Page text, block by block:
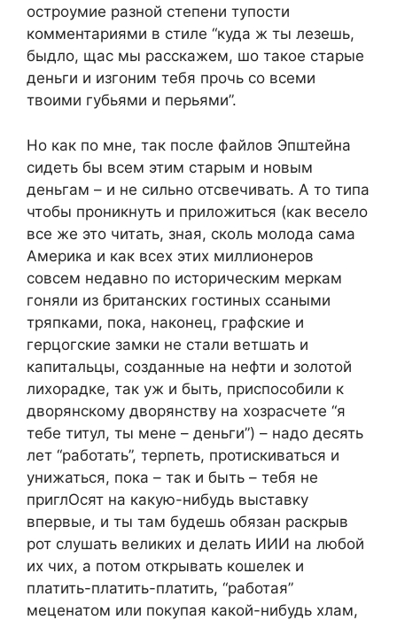
остроумие разной степени тупости
комментариями в стиле “куда ж ты лезешь,
быдло, щас мы расскажем, шо такое старые
деньги и изгоним тебя прочь со всеми
твоими губьями и перьями”.
Но как по мне, так после файлов Эпштейна
сидеть бы всем этим старым и новым
деньгам – и не сильно отсвечивать. А то типа
чтобы проникнуть и приложиться (как весело
все же это читать, зная, сколь молода сама
Америка и как всех этих миллионеров
совсем недавно по историческим меркам
гоняли из британских гостиных ссаными
тряпками, пока, наконец, графские и
герцогские замки не стали ветшать и
капитальцы, созданные на нефти и золотой
лихорадке, так уж и быть, приспособили к
дворянскому дворянству на хозрасчете “я
тебе титул, ты мене – деньги”) – надо десять
лет “работать”, терпеть, протискиваться и
унижаться, пока – так и быть – тебя не
приглОсят на какую-нибудь выставку
впервые, и ты там будешь обязан раскрыв
рот слушать великих и делать ИИИ на любой
их чих, а потом открывать кошелек и
платить-платить-платить, “работая”
меценатом или покупая какой-нибудь хлам,